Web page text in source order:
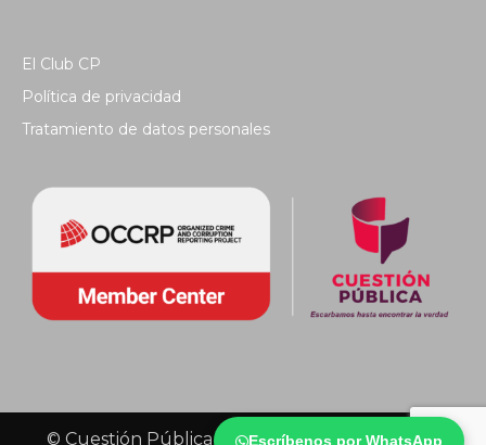
Escríbenos por WhatsApp
El Club CP
Política de privacidad
Tratamiento de datos personales
© Cuestión Pública 2018 - Todos los derechos